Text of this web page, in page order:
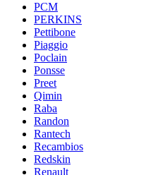
PCM
PERKINS
Pettibone
Piaggio
Poclain
Ponsse
Preet
Qimin
Raba
Randon
Rantech
Recambios
Redskin
Renault